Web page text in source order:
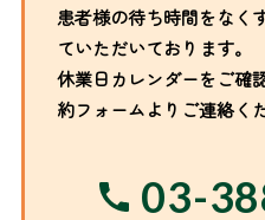
患者様の待ち時間をなく
ていただいております。
休業日カレンダーをご確
約フォームよりご連絡く
03-